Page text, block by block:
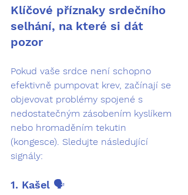
Klíčové příznaky srdečního
selhání, na které si dát
pozor
Pokud vaše srdce není schopno
efektivně pumpovat krev, začínají se
objevovat problémy spojené s
nedostatečným zásobením kyslíkem
nebo hromaděním tekutin
(kongesce). Sledujte následující
signály:
1. Kašel 🗣️